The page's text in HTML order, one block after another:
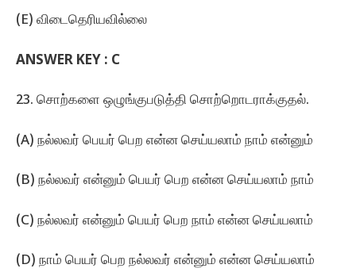
(E) விடைதெரியவில்லை
ANSWER KEY : C
23. சொற்களை ஒழுங்குபடுத்தி சொற்றொடராக்குதல்‌.
(A) நல்லவர்‌ பெயர்‌ பெற என்ன செய்யலாம்‌ நாம்‌ என்னும்‌
(B) நல்லவர்‌ என்னும்‌ பெயர்‌ பெற என்ன செய்யலாம்‌ நாம்‌
(C) நல்லவர்‌ என்னும்‌ பெயர்‌ பெற நாம்‌ என்ன செய்யலாம்‌
(D) நாம்‌ பெயர்‌ பெற நல்லவர்‌ என்னும்‌ என்ன செய்யலாம்‌